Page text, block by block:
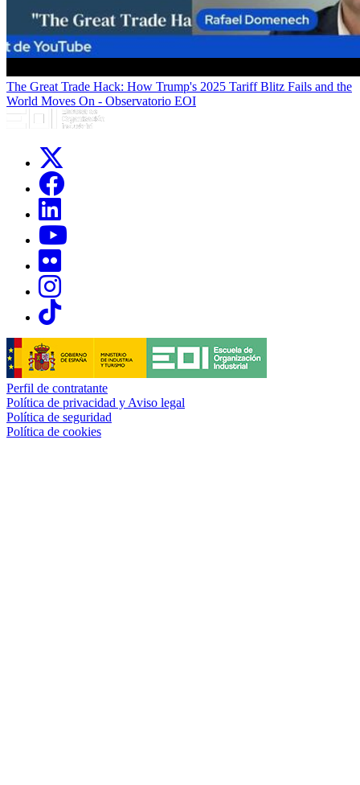
The Great Trade Hack: How Trump's 2025 Tariff Blitz Fails and the
World Moves On - Observatorio EOI
Links, Opens in this window
Links, Opens in this window
Links, Opens in this window
Links, Opens in this window
Links, Opens in this window
Perfil de contratante
Política de privacidad y Aviso legal
Política de seguridad
Política de cookies